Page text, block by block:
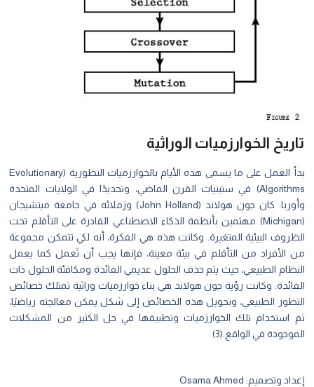
تاريخ الخوارزميات الوراثية
بدأ العمل على ما يسمى هذه الأيام بالخوارزميات التطورية (Evolutionary
Algorithms) في ستينيات القرن الماضي، وتحديدًا في الولايات المتحدة
وأوربا. كان جون هولاند (John Holland) وزملائه في جامعة ميتشيجان
(Michigan) مهتمين بأنظمة الذكاء الاصطناعي القادرة على التأقلم تحت
الظروف البيئية المتغيرة. وكانت هذه هي الفكرة، أنه لكي تتمكن مجموعة
من الأفراد من التأقلم في بيئة معينة، فإنها يجب أن تَعمل كما يعمل
النظام الطبيعي، حيث يتم حذف الحلول عديمي الفائدة ومكافئة الحلول ذات
الفائدة. وكانت رؤية جون هولاند هي بناء خوارزميات وراثية تمتلك خصائص
التطور الطبيعي، وتحويل هذه الخصائص إلى شكل يمكن معالجته رياضيًا،
ثم استخدام تلك الخوارزميات وتطبيقها في حل الكثير من المشكلات
الموجودة في الواقع.(3)
إعداد وتصميم: Osama Ahmed